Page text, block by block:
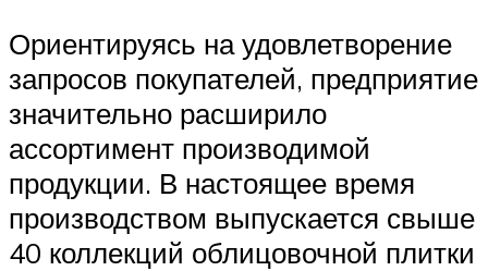
Ориентируясь на удовлетворение
запросов покупателей, предприятие
значительно расширило
ассортимент производимой
продукции. В настоящее время
производством выпускается свыше
40 коллекций облицовочной плитки